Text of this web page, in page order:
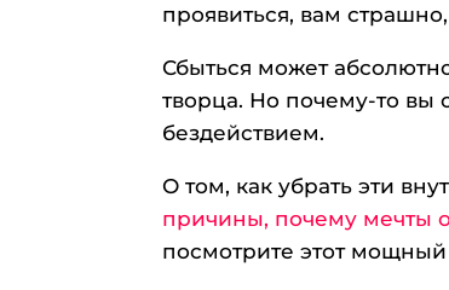
проявиться, вам
Сбыться может
творца. Но почему-то вы
бездействием.
О том, как убрать эти
причины, почему мечты
посмотрите этот